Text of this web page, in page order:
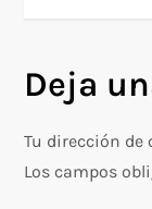
g
a
c
Deja
Tu dirección de
Los campos